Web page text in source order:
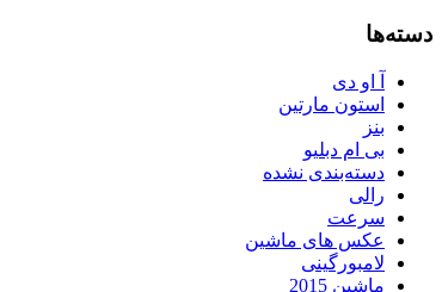
دسته‌ها
آ او دی
استون مارتین
بنز
بی ام دبلیو
دسته‌بندی نشده
رالی
سرعت
عکس های ماشین
لامبورگینی
ماشین 2015